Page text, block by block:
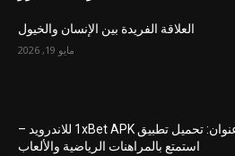
العلاقة الفريدة بين الإنسان والخيول
مايو 19, 2026
عنوان: تحميل تطبيق 1xBet APK للاندرويد –
استمتع بالمراهنات الرياضية والألعاب